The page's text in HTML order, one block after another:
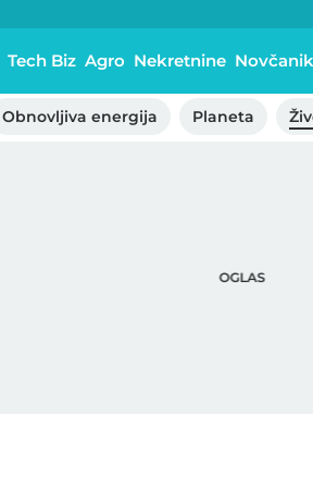
Tech Biz Agro Nekretnine Novčanik
Obnovljiva energija Planeta